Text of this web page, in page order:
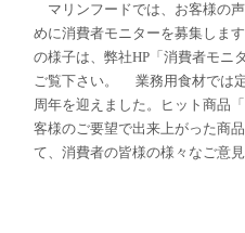
マリンフードでは、お客様の
めに消費者モニターを募集しま
の様子は、弊社HP「消費者モニ
ご覧下さい。 業務用食材では
周年を迎えました。ヒット商品
客様のご要望で出来上がった商
て、消費者の皆様の様々なご意